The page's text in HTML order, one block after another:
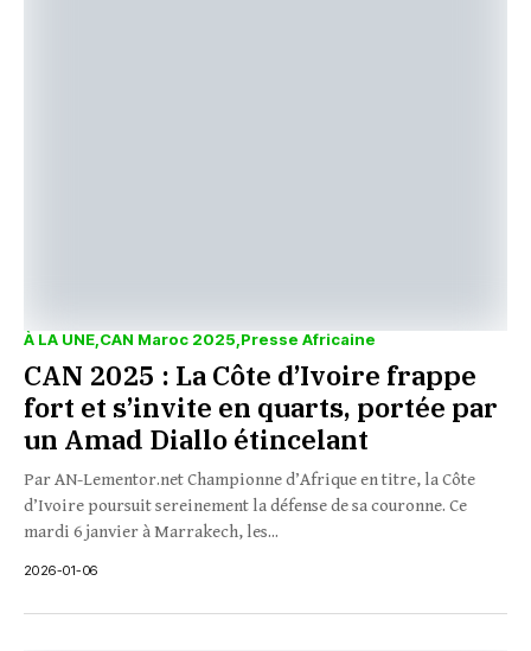
À LA UNE CAN Maroc 2025 Presse Africaine
CAN 2025 : La Côte d’Ivoire frappe
fort et s’invite en quarts, portée par
un Amad Diallo étincelant
Par AN-Lementor.net Championne d’Afrique en titre, la Côte
d’Ivoire poursuit sereinement la défense de sa couronne. Ce
mardi 6 janvier à Marrakech, les...
2026-01-06